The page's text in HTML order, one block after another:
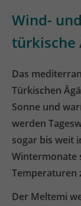
Wind-
türkische
Das
Türkischen
Sonne und
werden
sogar bis weit
Wintermonate
Temperaturen
Der Meltemi